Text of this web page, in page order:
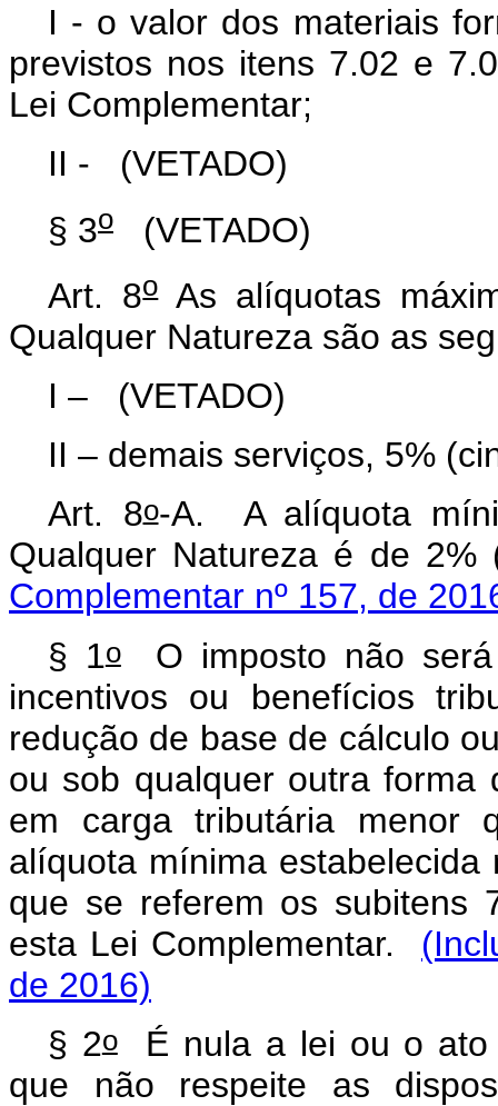
I - o valor dos materiais
previstos nos itens 7.02 e
Lei Complementar;
II -
(VETADO)
§ 3o
(VETADO)
Art. 8oAs alíquotas
Qualquer Natureza são as
I –
(VETADO)
II – demais serviços, 5%
Art. 8o-A. A alíquota
Qualquer Natureza é de
Complementar nº 157, de
§ 1oO imposto não será
incentivos ou benefícios
redução de base de cálculo
ou sob qualquer outra forma
em carga tributária menor
alíquota mínima
que se referem os subitens
esta Lei Complementar.
de 2016)
§ 2oÉ nula a lei ou o ato
que não respeite as